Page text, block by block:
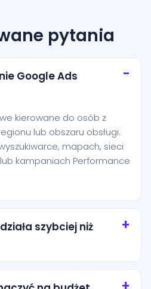
pytania
Google Ads
kierowane do osób z
lub obszaru obsługi.
mapach, sieci
kampaniach Performance
szybciej niż
generować ruch niemal
Pozycjonowanie zwykle